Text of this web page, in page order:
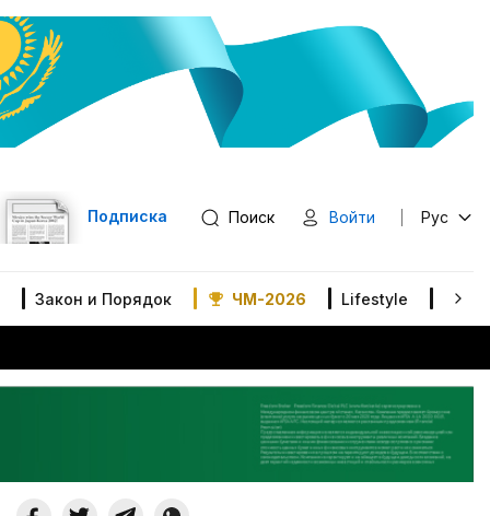
Подписка Поиск Войти Рус
Закон и Порядок ЧМ-2026 Lifestyle В